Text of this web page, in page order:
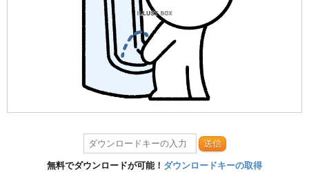
送信
無料でダウンロードが可能！ ダウンロードキーの取得